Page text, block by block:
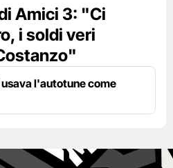
Amici 3: "Ci
i soldi veri
l'autotune come